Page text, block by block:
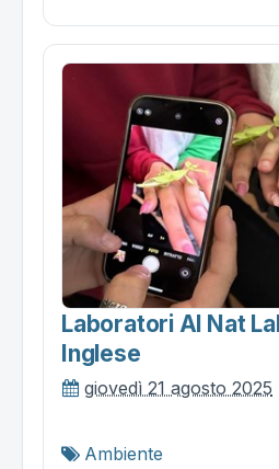
Laboratori Al Nat
Inglese
giovedì 21 agosto 2025
Ambiente